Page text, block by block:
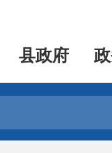
县政府